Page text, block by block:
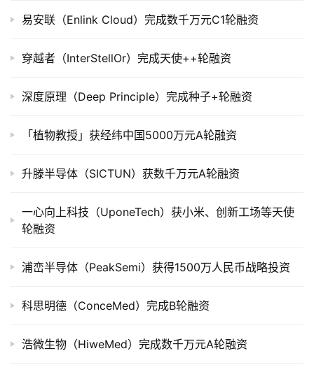
司
市
创
投
创
学
院
易安联（Enlink Cloud）完成数千万元C1轮融资
穿越者（InterStellOr）完成天使++轮融资
深度原理（Deep Principle）完成种子+轮融资
「植物教授」获经纬中国5000万元A轮融资
升滕半导体（SICTUN）获数千万元A轮融资
一心向上科技（UponeTech）获小米、创新工场等天使
轮融资
浦峦半导体（PeakSemi）获得1500万人民币战略投资
科思明德（ConceMed）完成B轮融资
浩微生物（HiweMed）完成数千万元A轮融资